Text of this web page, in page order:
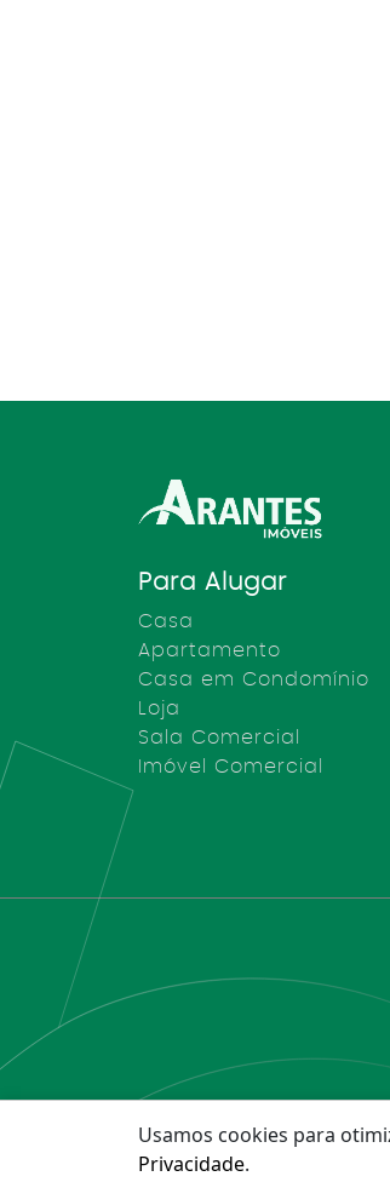
Usamos cookies para
Privacidade.
Para Alugar
Casa
Apartamento
Casa em Condomínio
Loja
Sala Comercial
Imóvel Comercial